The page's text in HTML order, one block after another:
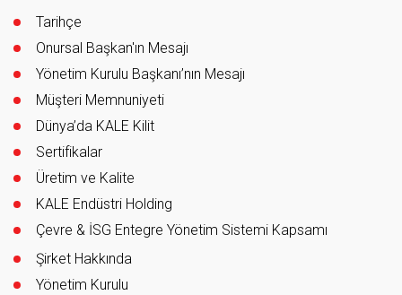
Tarihçe
Onursal Başkan'ın Mesajı
Yönetim Kurulu Başkanı’nın Mesajı
Müşteri Memnuniyeti
Dünya’da KALE Kilit
Sertifikalar
Üretim ve Kalite
KALE Endüstri Holding
Çevre & İSG Entegre Yönetim Sistemi Kapsamı
Şirket Hakkında
Yönetim Kurulu